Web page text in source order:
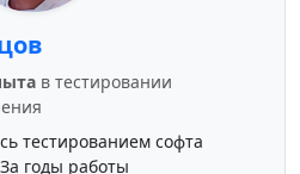
в тестировании
тестированием софта
годы работы